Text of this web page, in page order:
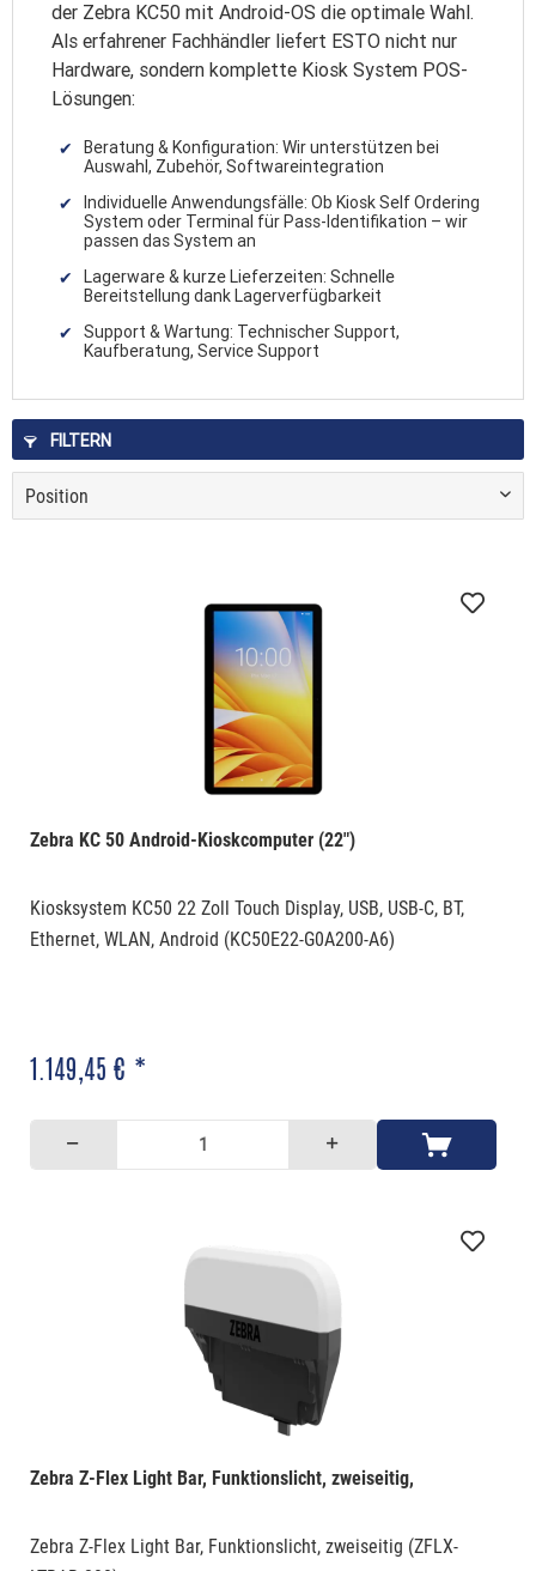
der Zebra KC50 mit Android-OS die optimale Wahl.
Als erfahrener Fachhändler liefert ESTO nicht nur
Hardware, sondern komplette Kiosk System POS-
Lösungen:
Beratung & Konfiguration: Wir unterstützen bei
Auswahl, Zubehör, Softwareintegration
Individuelle Anwendungsfälle: Ob Kiosk Self Ordering
System oder Terminal für Pass-Identifikation – wir
passen das System an
Lagerware & kurze Lieferzeiten: Schnelle
Bereitstellung dank Lagerverfügbarkeit
Support & Wartung: Technischer Support,
Kaufberatung, Service Support
FILTERN
Zebra KC 50 Android-Kioskcomputer (22")
Kiosksystem KC50 22 Zoll Touch Display, USB, USB-C, BT,
Ethernet, WLAN, Android (KC50E22-G0A200-A6)
1.149,45 € *
Zebra Z-Flex Light Bar, Funktionslicht, zweiseitig,
Zebra Z-Flex Light Bar, Funktionslicht, zweiseitig (ZFLX-